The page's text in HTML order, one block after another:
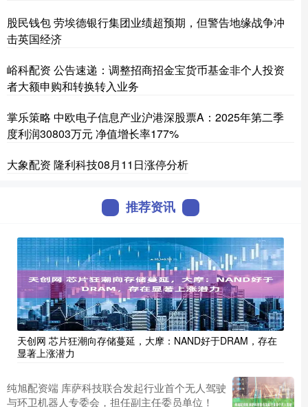
股民钱包 劳埃德银行集团业绩超预期，但警告地缘战争冲
击英国经济
峪科配资 公告速递：调整招商招金宝货币基金非个人投资
者大额申购和转换转入业务
掌乐策略 中欧电子信息产业沪港深股票A：2025年第二季
度利润30803万元 净值增长率177%
大象配资 隆利科技08月11日涨停分析
推荐资讯
天创网 芯片狂潮向存储蔓延，大摩：NAND好于DRAM，存在
显著上涨潜力
纯旭配资端 库萨科技联合发起行业首个无人驾驶
与环卫机器人专委会，担任副主任委员单位！